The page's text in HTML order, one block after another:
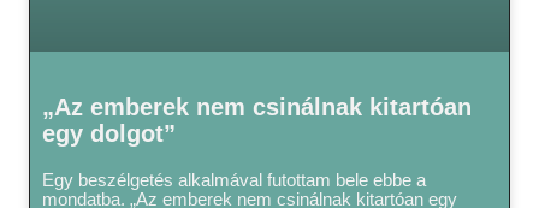
„Az emberek nem csinálnak kitartóan
egy dolgot”
Egy beszélgetés alkalmával futottam bele ebbe a
mondatba. „Az emberek nem csinálnak kitartóan egy